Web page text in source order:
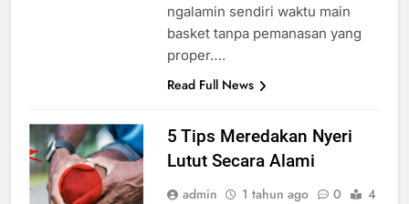
ngalamin sendiri waktu main
basket tanpa pemanasan yang
proper….
Read Full News
5 Tips Meredakan Nyeri
Lutut Secara Alami
admin 1 tahun ago 0
4